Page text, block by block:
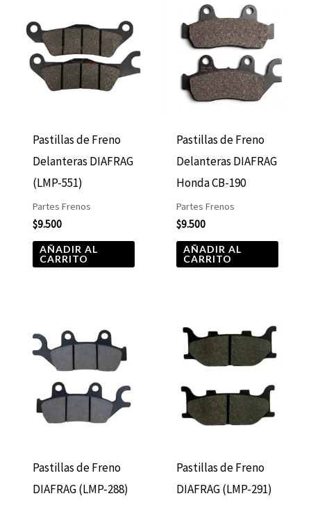
Pastillas de Freno
Delanteras DIAFRAG
(LMP-551)
Partes Frenos
$9.500
AÑADIR AL
CARRITO
Pastillas de Freno
Delanteras DIAFRAG
Honda CB-190
Partes Frenos
$9.500
AÑADIR AL
CARRITO
Pastillas de Freno
DIAFRAG (LMP-288)
Pastillas de Freno
DIAFRAG (LMP-291)